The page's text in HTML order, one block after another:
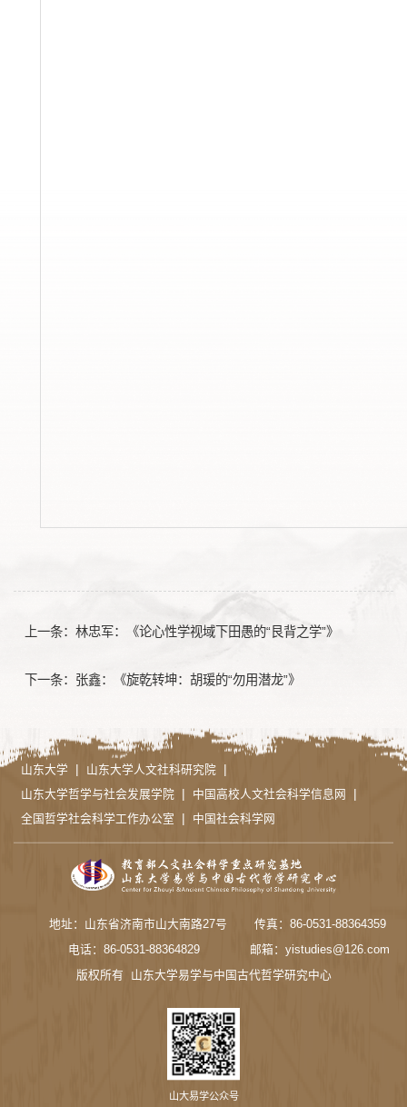
上一条： 林忠军：《论心性学视域下田愚的“艮背之学”》
下一条： 张鑫：《旋乾转坤：胡瑗的“勿用潜龙”》
山东大学 | 山东大学人文社科研究院 |
山东大学哲学与社会发展学院 | 中国高校人文社会科学信息网 |
全国哲学社会科学工作办公室 | 中国社会科学网
地址：山东省济南市山大南路27号
传真：86-0531-88364359
电话：86-0531-88364829
邮箱：yistudies@126.com
版权所有 山东大学易学与中国古代哲学研究中心
山大易学公众号